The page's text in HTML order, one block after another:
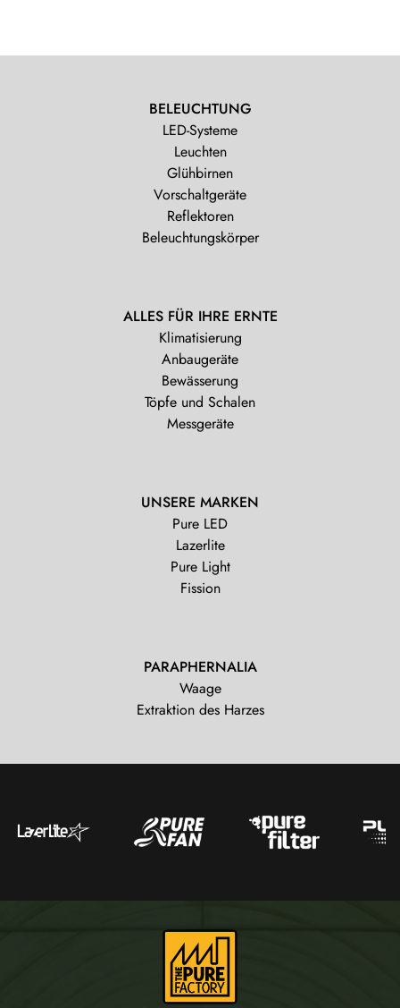
BELEUCHTUNG
LED-Systeme
Leuchten
Glühbirnen
Vorschaltgeräte
Reflektoren
Beleuchtungskörper
ALLES FÜR IHRE ERNTE
Klimatisierung
Anbaugeräte
Bewässerung
Töpfe und Schalen
Messgeräte
UNSERE MARKEN
Pure LED
Lazerlite
Pure Light
Fission
PARAPHERNALIA
Waage
Extraktion des Harzes